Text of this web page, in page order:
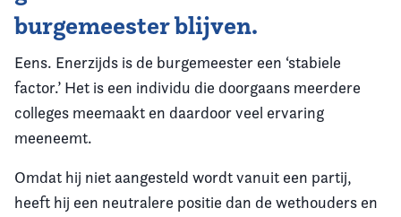
burgemeester blijven.
Eens. Enerzijds is de burgemeester een ‘stabiele
factor.’ Het is een individu die doorgaans meerdere
colleges meemaakt en daardoor veel ervaring
meeneemt.
Omdat hij niet aangesteld wordt vanuit een partij,
heeft hij een neutralere positie dan de wethouders en